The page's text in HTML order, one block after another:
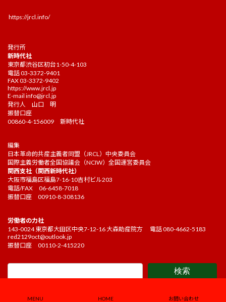
https://jrcl.info/
発行所
新時代社
東京都渋谷区初台1-50-4-103
電話 03-3372-9401
FAX 03-3372-9402
https://www.jrcl.jp
E-mail info@jrcl.jp
発行人 山口 明
振替口座
00860-4-156009 新時代社
編集
日本革命的共産主義者同盟（JRCL）中央委員会
国際主義労働者全国協議会（NCIW）全国運営委員会
関西支社（関西新時代社）
大阪市福島区福島7-16-10吉村ビル203
電話/FAX 06-6458-7018
振替口座 00910-8-308136
労働者の力社
143-0024 東京都大田区中央7-12-16 大森助産院方 電話 080-4662-5183
red2129oct@outlook.jp
振替口座 00110-2-415220
検索
MENU HOME お問い合わせ